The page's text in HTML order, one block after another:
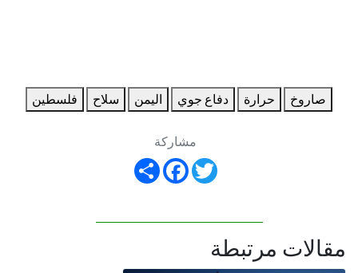
صاروخ حرارة دفاع جوي اليمن سلاح فلسطين
مشاركة
Share
FacebookTwitter
مقالات مرتبطة